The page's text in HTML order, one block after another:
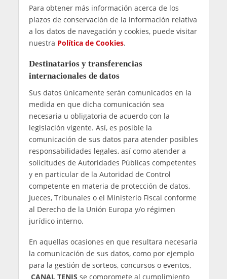
instaladas, basado en el interés legítimo de la
compañía y en el consentimiento del usuario
mostrado con la aceptación de las mismas.
Conservación de los datos
Los datos personales proporcionados por los
usuarios, así como cualquier otro dato tratado
porCANAL TENIS, serán conservados durante el
tiempo necesario para cumplir de manera
efectiva con las finalidades anteriormente
indicadas.
En particular,CANAL TENISconservará los datos
personales durante los plazos identificados a
continuación:
Datos relativos a lassolicitudes de
información y peticiones:
necesarios para la gestión de la solicitud y,
posteriormente, por el plazo durante el cual
puedan surgir reclamaciones derivadas de la
misma.